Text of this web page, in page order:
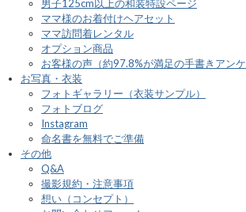
男子125cm以上の和装特設ページ
ママ様のお着付けヘアセット
ママ訪問着レンタル
オプション商品
お客様の声（約97.8%が満足の手書きアンケ
お写真・衣装
フォトギャラリー（衣装サンプル）
フォトブログ
Instagram
命名書を無料でご準備
その他
Q&A
撮影規約・注意事項
想い（コンセプト）